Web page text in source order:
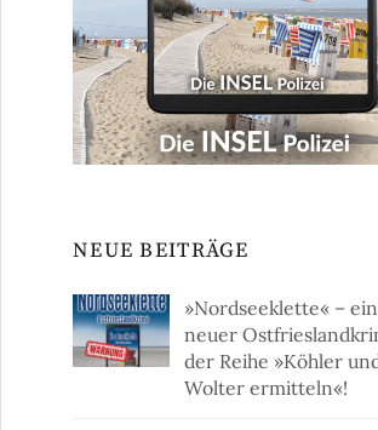
NEUE BEITRÄGE
»Nordseeklette« – ein
neuer
der Reihe »Köhler
Wolter ermitteln«!